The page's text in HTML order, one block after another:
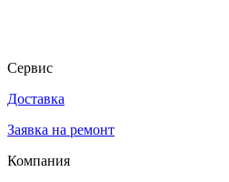
Сервис
Доставка
Заявка на ремонт
Компания